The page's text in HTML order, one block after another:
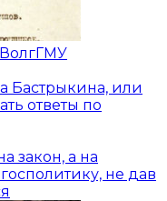
Бастрыкина, или
ответы по
закон, а на
не дав